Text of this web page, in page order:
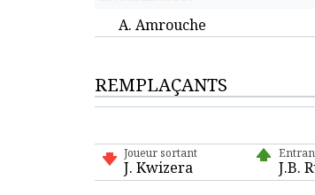
A. Amrouche
REMPLAÇANTS
Joueur sortant
J. Kwizera J.B.